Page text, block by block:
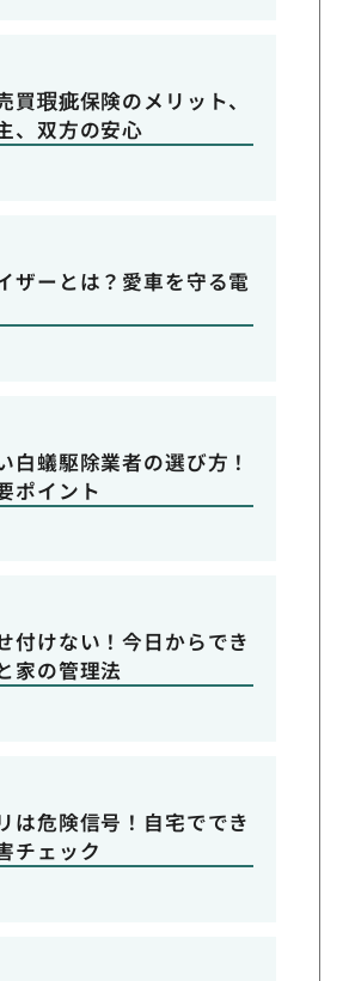
買瑕疵保険のメリット、
、双方の安心
ザーとは？愛車を守る電
白蟻駆除業者の選び方！
ポイント
付けない！今日からでき
家の管理法
は危険信号！自宅ででき
チェック